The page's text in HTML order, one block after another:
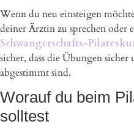
Wenn du neu einsteigen
deiner Ärztin zu sprechen oder
Schwangerschafts-
sicher, dass die Übungen
abgestimmt sind.
Worauf du beim
solltest